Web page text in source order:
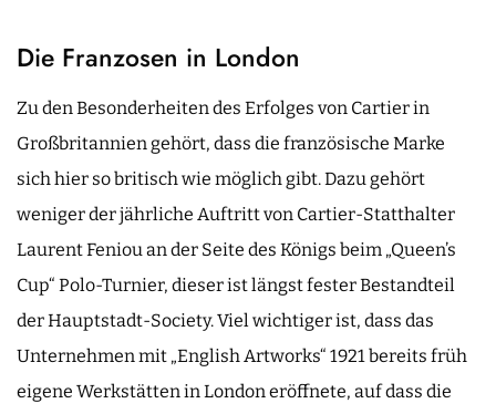
Die Franzosen in London
Zu den Besonderheiten des Erfolges von Cartier in
Großbritannien gehört, dass die französische Marke
sich hier so britisch wie möglich gibt. Dazu gehört
weniger der jährliche Auftritt von Cartier-Statthalter
Laurent Feniou an der Seite des Königs beim „Queen’s
Cup“ Polo-Turnier, dieser ist längst fester Bestandteil
der Hauptstadt-Society. Viel wichtiger ist, dass das
Unternehmen mit „English Artworks“ 1921 bereits früh
eigene Werkstätten in London eröffnete, auf dass die